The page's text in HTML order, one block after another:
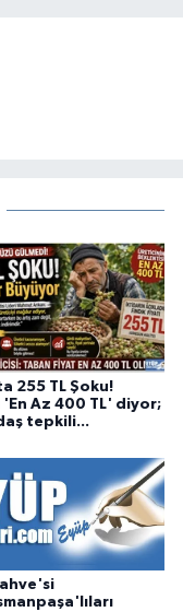
255 TL Şoku!
'En Az 400 TL' diyor;
tepkili...